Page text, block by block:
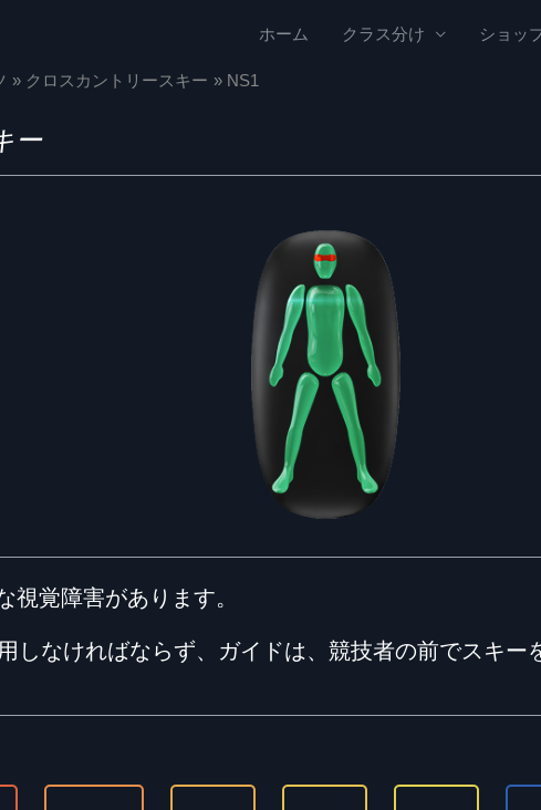
ホーム クラス分け ショッ
クロスカントリースキー NS1
ー
視覚障害があります。
しなければならず、ガイドは、競技者の前でスキ